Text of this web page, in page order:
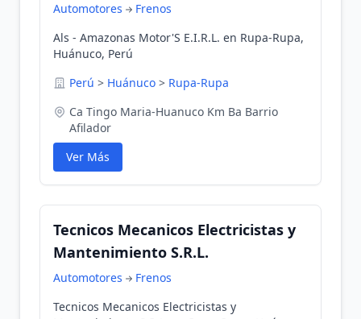
Automotores
Frenos
Als - Amazonas Motor'S E.I.R.L. en Rupa-Rupa,
Huánuco, Perú
Perú > Huánuco > Rupa-Rupa
Ca Tingo Maria-Huanuco Km Ba Barrio
Afilador
Ver Más
Tecnicos Mecanicos Electricistas y
Mantenimiento S.R.L.
Automotores
Frenos
Tecnicos Mecanicos Electricistas y